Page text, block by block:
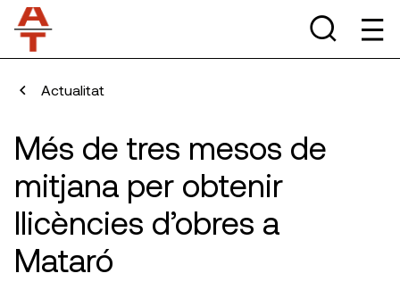
Actualitat
Més de tres mesos de
mitjana per obtenir
llicències d’obres a
Mataró